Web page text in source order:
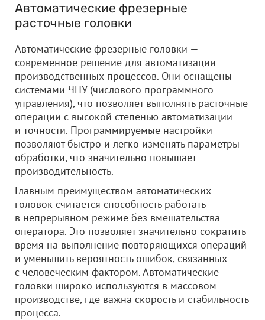
Автоматические фрезерные
расточные головки
Автоматические фрезерные головки —
современное решение для автоматизации
производственных процессов. Они оснащены
системами ЧПУ (числового программного
управления), что позволяет выполнять расточные
операции с высокой степенью автоматизации
и точности. Программируемые настройки
позволяют быстро и легко изменять параметры
обработки, что значительно повышает
производительность.
Главным преимуществом автоматических
головок считается способность работать
в непрерывном режиме без вмешательства
оператора. Это позволяет значительно сократить
время на выполнение повторяющихся операций
и уменьшить вероятность ошибок, связанных
с человеческим фактором. Автоматические
головки широко используются в массовом
производстве, где важна скорость и стабильность
процесса.